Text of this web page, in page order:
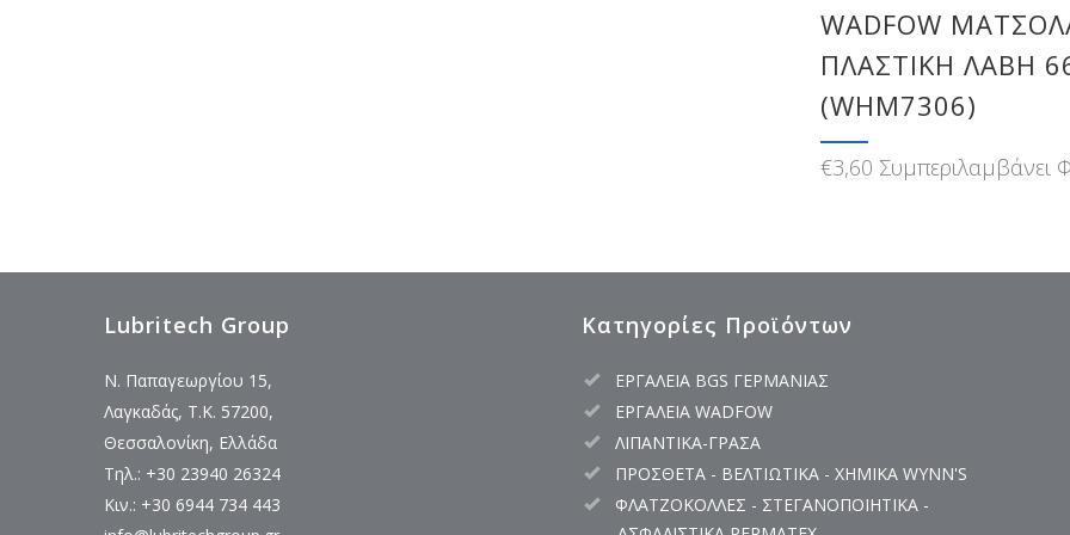
WADFOW
ΠΛΑΣΤΙΚΗ ΛΑΒΗ
(WHM7306)
€3,60 Συμπεριλαμβάνει
Lubritech Group
Ν. Παπαγεωργίου 15,
Λαγκαδάς, Τ.Κ. 57200,
Θεσσαλονίκη, Ελλάδα
Τηλ.: +30 23940 26324
Κιν.: +30 6944 734 443
Κατηγορίες Προϊόντων
ΕΡΓΑΛΕΙΑ BGS ΓΕΡΜΑΝΙΑΣ
ΕΡΓΑΛΕΙΑ WADFOW
ΛΙΠΑΝΤΙΚΑ-ΓΡΑΣΑ
ΠΡΟΣΘΕΤΑ - ΒΕΛΤΙΩΤΙΚΑ - ΧΗΜΙΚΑ WYNN'S
ΦΛΑΤΖΟΚΟΛΛΕΣ - ΣΤΕΓΑΝΟΠΟΙΗΤΙΚΑ -